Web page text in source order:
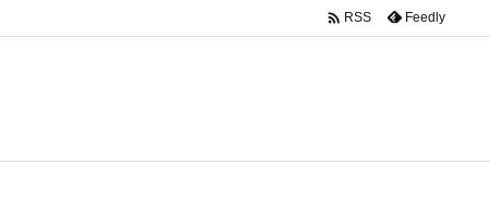
 RSS Feedly